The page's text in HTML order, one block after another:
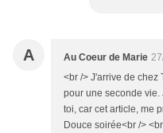
A Au Coeur de Marie
<br /> J'arrive de chez
pour une seconde
toi, car cet article, me
Douce soirée<br />